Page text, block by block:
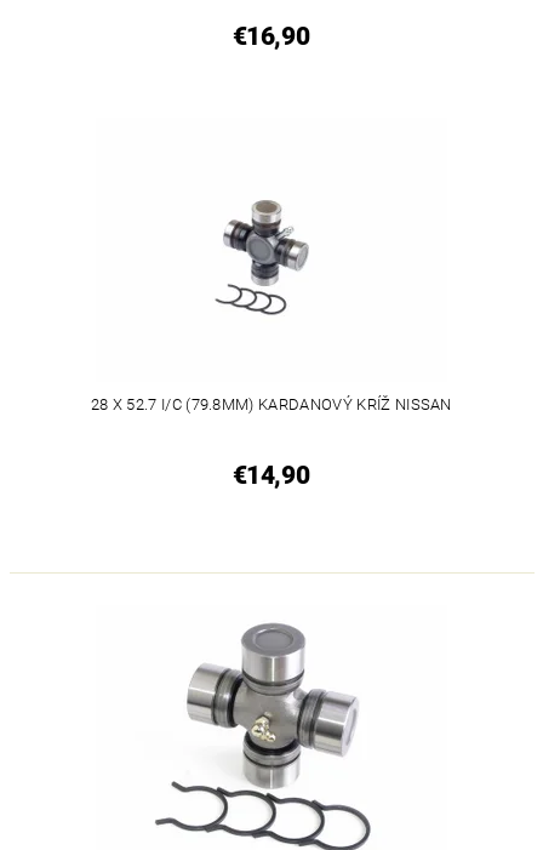
€16,90
28 X 52.7 I/C (79.8MM) KARDANOVÝ KRÍŽ NISSAN
€14,90